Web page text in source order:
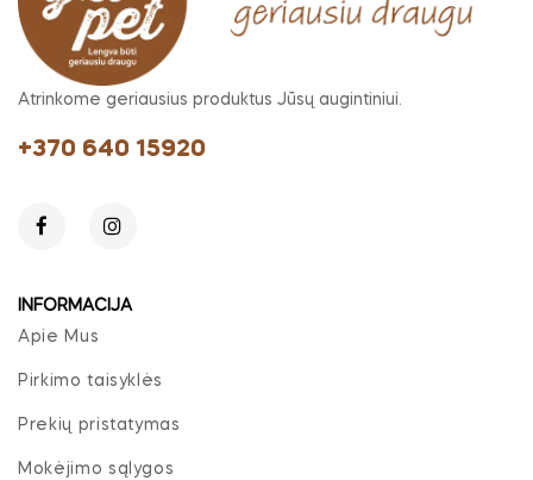
Atrinkome geriausius produktus Jūsų augintiniui.
+370 640 15920
INFORMACIJA
Apie Mus
Pirkimo taisyklės
Prekių pristatymas
Mokėjimo sąlygos